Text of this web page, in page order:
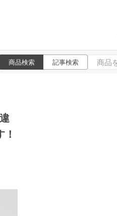
商品検索 記事検索